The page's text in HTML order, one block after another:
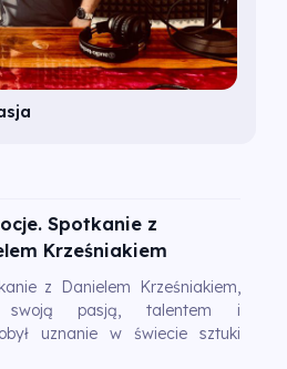
Spotkanie z
Krześniakiem
z Danielem Krześniakiem,
swoją pasją, talentem i
uznanie w świecie sztuki